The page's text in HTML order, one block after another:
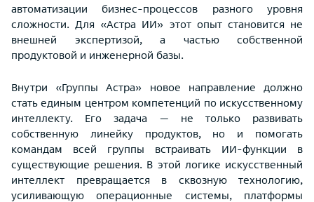
автоматизации бизнес-процессов разного уровня
сложности. Для «Астра ИИ» этот опыт становится не
внешней экспертизой, а частью собственной
продуктовой и инженерной базы.
Внутри «Группы Астра» новое направление должно
стать единым центром компетенций по искусственному
интеллекту. Его задача — не только развивать
собственную линейку продуктов, но и помогать
командам всей группы встраивать ИИ-функции в
существующие решения. В этой логике искусственный
интеллект превращается в сквозную технологию,
усиливающую операционные системы, платформы